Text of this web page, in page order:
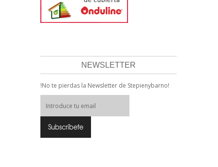
NEWSLETTER
!No te pierdas la Newsletter de Stepienybarno!